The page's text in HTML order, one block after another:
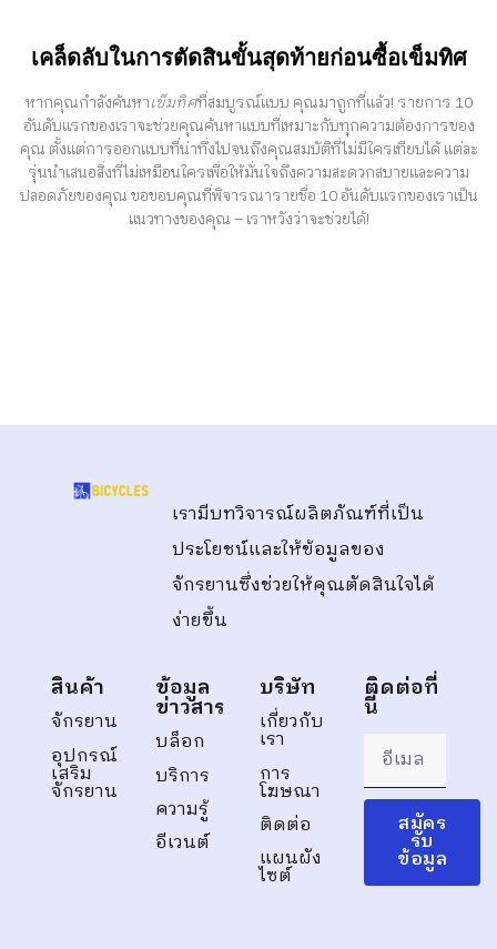
เคล็ดลับในการตัดสินขั้นสุดท้ายก่อนซื้อเข็มทิศ
หากคุณกำลังค้นหาเข็มทิศที่สมบูรณ์แบบ คุณมาถูกที่แล้ว! รายการ 10
อันดับแรกของเราจะช่วยคุณค้นหาแบบที่เหมาะกับทุกความต้องการของ
คุณ ตั้งแต่การออกแบบที่น่าทึ่งไปจนถึงคุณสมบัติที่ไม่มีใครเทียบได้ แต่ละ
รุ่นนำเสนอสิ่งที่ไม่เหมือนใครเพื่อให้มั่นใจถึงความสะดวกสบายและความ
ปลอดภัยของคุณ ขอขอบคุณที่พิจารณารายชื่อ 10 อันดับแรกของเราเป็น
แนวทางของคุณ – เราหวังว่าจะช่วยได้!
เรามีบทวิจารณ์ผลิตภัณฑ์ที่เป็น
ประโยชน์และให้ข้อมูลของ
จักรยานซึ่งช่วยให้คุณตัดสินใจได้
ง่ายขึ้น
สินค้า
จักรยาน
อุปกรณ์
เสริม
จักรยาน
ข้อมูล
ข่าวสาร
บล็อก
บริการ
ความรู้
อีเวนต์
บริษัท
เกี่ยวกับ
เรา
การ
โฆษณา
ติดต่อ
แผนผัง
ไซต์
ติดต่อที่
นี่
สมัคร
รับ
ข้อมูล